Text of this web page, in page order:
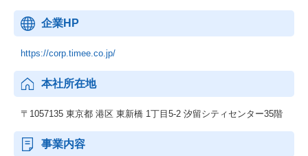
企業HP
https://corp.timee.co.jp/
本社所在地
〒1057135 東京都 港区 東新橋 1丁目5-2 汐留シティセンター35階
事業内容